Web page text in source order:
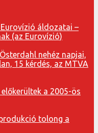
áldozatai –
(az Eurovízió)
nehéz napjai,
15 kérdés, az MTVA
előkerültek a 2005-ös
tolong a